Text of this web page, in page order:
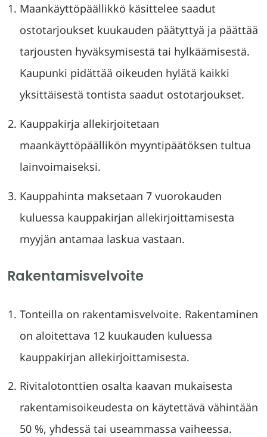
Maankäyttöpäällikkö käsittelee saadut
ostotarjoukset kuukauden päätyttyä ja päättää
tarjousten hyväksymisestä tai hylkäämisestä.
Kaupunki pidättää oikeuden hylätä kaikki
yksittäisestä tontista saadut ostotarjoukset.
Kauppakirja allekirjoitetaan
maankäyttöpäällikön myyntipäätöksen tultua
lainvoimaiseksi.
Kauppahinta maksetaan 7 vuorokauden
kuluessa kauppakirjan allekirjoittamisesta
myyjän antamaa laskua vastaan.
Rakentamisvelvoite
Tonteilla on rakentamisvelvoite. Rakentaminen
on aloitettava 12 kuukauden kuluessa
kauppakirjan allekirjoittamisesta.
Rivitalotonttien osalta kaavan mukaisesta
rakentamisoikeudesta on käytettävä vähintään
50 %, yhdessä tai useammassa vaiheessa.